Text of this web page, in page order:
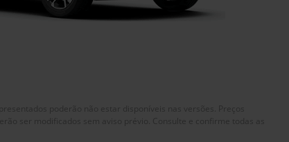
poderão não estar disponíveis nas versões. Preços